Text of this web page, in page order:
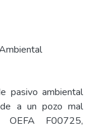
pasivo ambiental
a un pozo mal
OEFA F00725,